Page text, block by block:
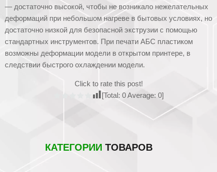
— достаточно высокой, чтобы не возникало нежелательных
деформаций при небольшом нагреве в бытовых условиях, но
достаточно низкой для безопасной экструзии с помощью
стандартных инструментов. При печати АБС пластиком
возможны деформации модели в открытом принтере, в
следствии быстрого охлаждении модели.
Click to rate this post!
[Total: 0Average: 0]
КАТЕГОРИИ ТОВАРОВ